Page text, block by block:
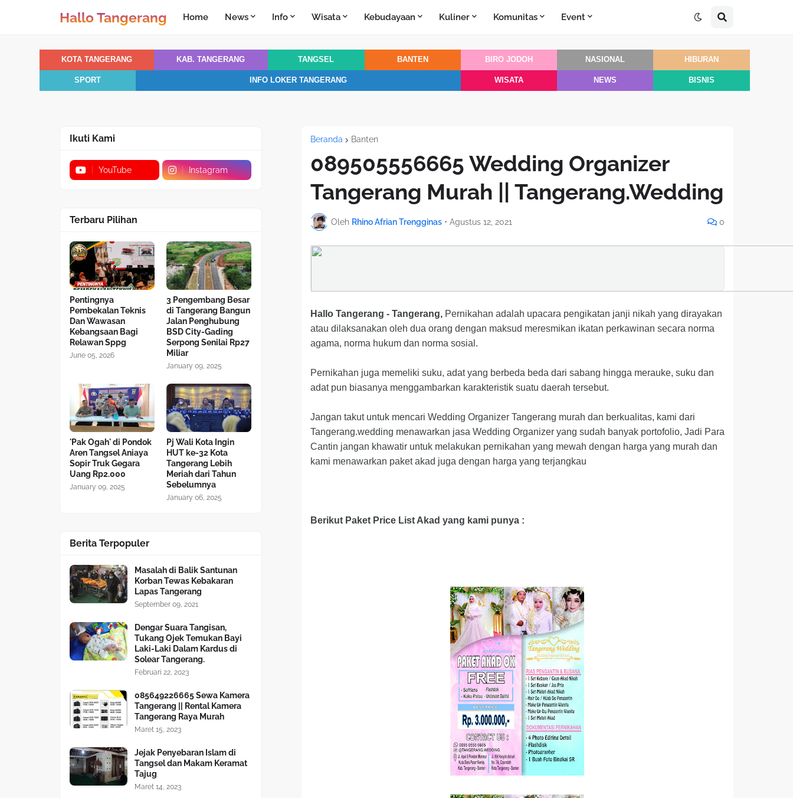
Hallo Tangerang Home News Info Wisata Kebudayaan Kuliner Komunitas Event
KOTA TANGERANG KAB. TANGERANG TANGSEL BANTEN BIRO JODOH NASIONAL HIBURAN
SPORT INFO LOKER TANGERANG WISATA NEWS BISNIS
Beranda Banten
089505556665 Wedding Organizer
Tangerang Murah || Tangerang.Wedding
Oleh Rhino Afrian Trengginas • Agustus 12, 2021 0
Hallo Tangerang - Tangerang,Pernikahan adalah upacara pengikatan janji nikah yang dirayakan
atau dilaksanakan oleh dua orang dengan maksud meresmikan ikatan perkawinan secara norma
agama, norma hukum dan norma sosial.
Pernikahan juga memeliki suku, adat yang berbeda beda dari sabang hingga merauke, suku dan
adat pun biasanya menggambarkan karakteristik suatu daerah tersebut.
Jangan takut untuk mencari Wedding Organizer Tangerang murah dan berkualitas, kami dari
Tangerang.wedding menawarkan jasa Wedding Organizer yang sudah banyak portofolio, Jadi Para
Cantin jangan khawatir untuk melakukan pernikahan yang mewah dengan harga yang murah dan
kami menawarkan paket akad juga dengan harga yang terjangkau
Berikut Paket Price List Akad yang kami punya :
Ikuti Kami
YouTube Instagram
Terbaru Pilihan
Pentingnya
Pembekalan Teknis
Dan Wawasan
Kebangsaan Bagi
Relawan Sppg
June 05, 2026
3 Pengembang Besar
di Tangerang Bangun
Jalan Penghubung
BSD City-Gading
Serpong Senilai Rp27
Miliar
January 09, 2025
'Pak Ogah' di Pondok
Aren Tangsel Aniaya
Sopir Truk Gegara
Uang Rp2.000
January 09, 2025
Pj Wali Kota Ingin
HUT ke-32 Kota
Tangerang Lebih
Meriah dari Tahun
Sebelumnya
January 06, 2025
Berita Terpopuler
Masalah di Balik Santunan
Korban Tewas Kebakaran
Lapas Tangerang
September 09, 2021
Dengar Suara Tangisan,
Tukang Ojek Temukan Bayi
Laki-Laki Dalam Kardus di
Solear Tangerang.
Februari 22, 2023
085649226665 Sewa Kamera
Tangerang || Rental Kamera
Tangerang Raya Murah
Maret 15, 2023
Jejak Penyebaran Islam di
Tangsel dan Makam Keramat
Tajug
Maret 14, 2023